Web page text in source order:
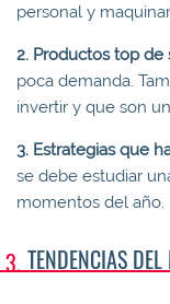
personal y
2. Productos top de
poca demanda.
invertir y que son
3. Estrategias que
se debe estudiar
momentos del año.
TENDENCIAS